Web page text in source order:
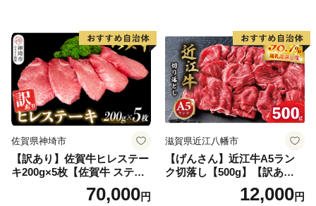
気】(H083106)
佐賀県神埼市
【訳あり】佐賀牛ヒレステー
キ200g×5枚【佐賀牛 ステー
キ ブランド肉 ヒレ肉 フィレ
肉 ジューシー ヘルシー】(H0
70,000円
滋賀県近江八幡市
【げんさん】近江牛A5ラン
ク切落し【500g】【訳あり】
12,000円